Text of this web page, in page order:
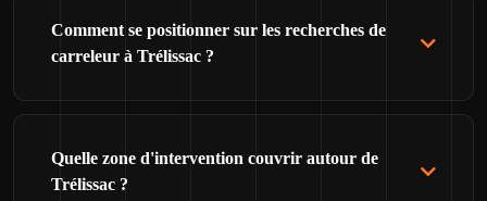
Comment se positionner sur les recherches de
carreleur à Trélissac ?
Quelle zone d'intervention couvrir autour de
Trélissac ?